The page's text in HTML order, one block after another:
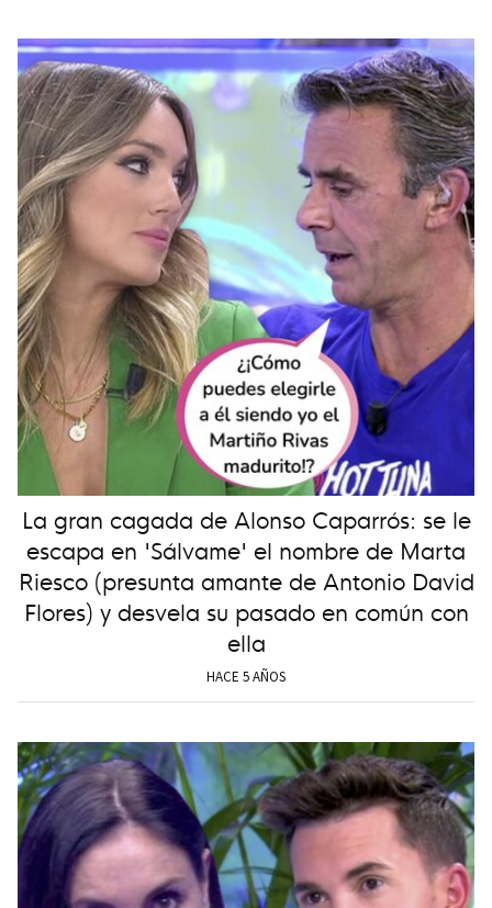
La gran cagada de Alonso Caparrós: se le
escapa en 'Sálvame' el nombre de Marta
Riesco (presunta amante de Antonio David
Flores) y desvela su pasado en común con
ella
HACE 5 AÑOS